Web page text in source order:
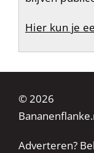
Hier kun je
© 2026
Adverteren?